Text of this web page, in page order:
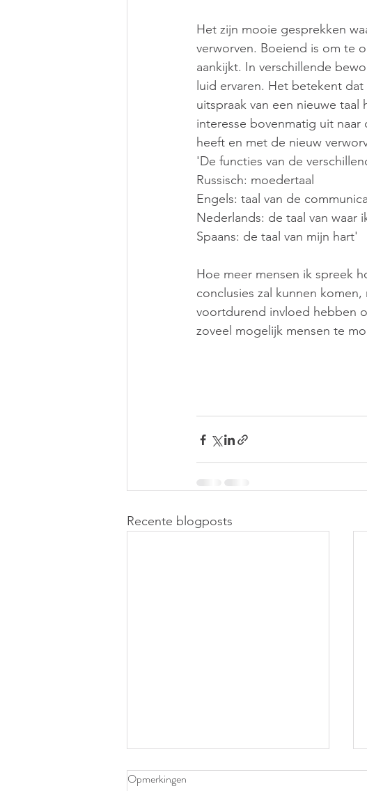
Het zijn mooie gesprekken
verworven. Boeiend is om te
aankijkt. In verschillende
luid ervaren. Het betekent
uitspraak van een nieuwe
interesse bovenmatig uit
heeft en met de nieuw
'De functies van de
Russisch: moedertaal
Engels: taal van de
Nederlands: de taal van waar
Spaans: de taal van mijn hart'
Hoe meer mensen ik spreek
conclusies zal kunnen
voortdurend invloed hebben
zoveel mogelijk mensen te
Recente blogposts
Opmerkingen